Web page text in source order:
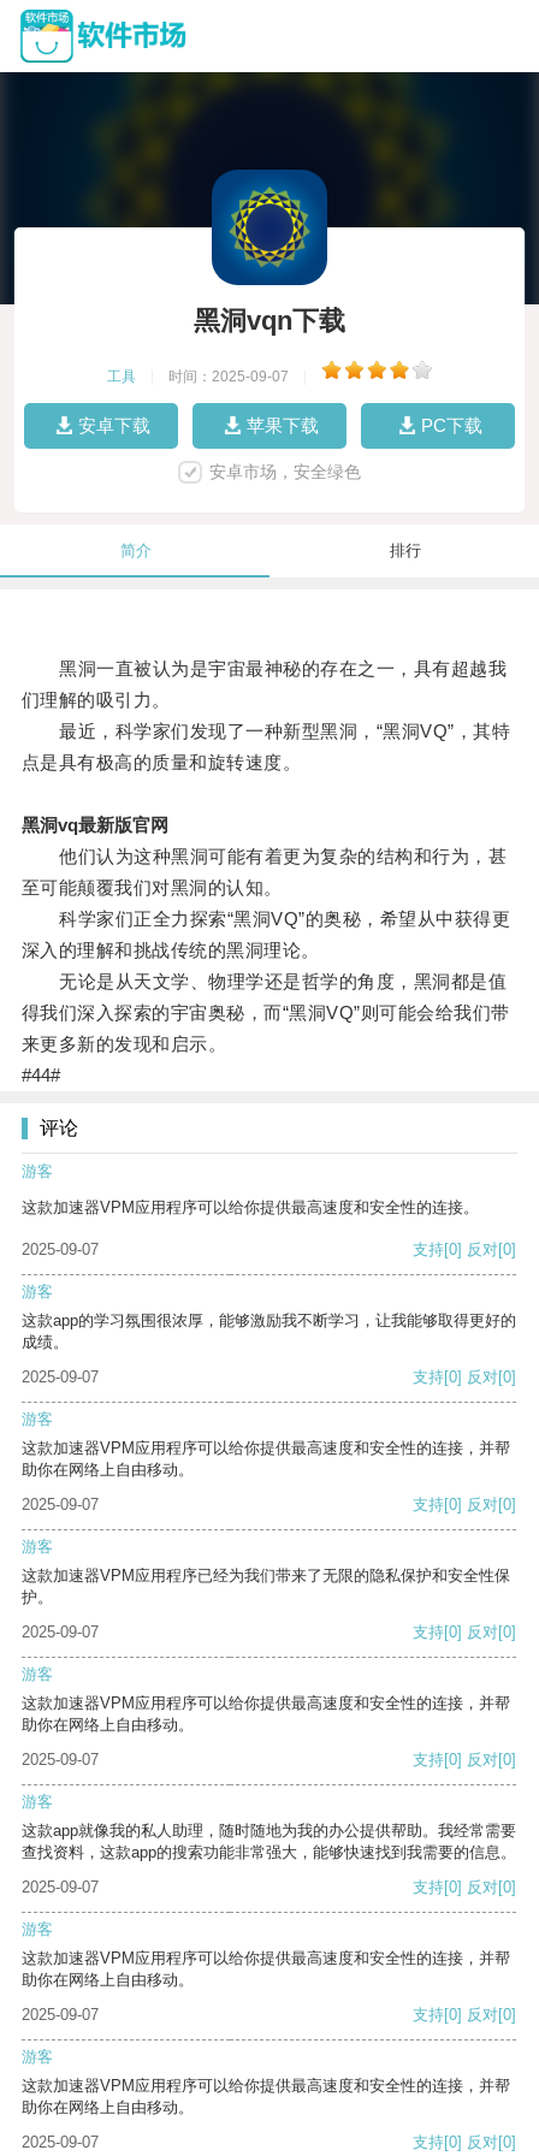
黑洞vqn下载
工具 时间：2025-09-07
安卓下载 苹果下载 PC下载
安卓市场，安全绿色
简介 排行
黑洞一直被认为是宇宙最神秘的存在之一，具有超越我
们理解的吸引力。
最近，科学家们发现了一种新型黑洞，“黑洞VQ”，其特
点是具有极高的质量和旋转速度。
黑洞vq最新版官网
他们认为这种黑洞可能有着更为复杂的结构和行为，甚
至可能颠覆我们对黑洞的认知。
科学家们正全力探索“黑洞VQ”的奥秘，希望从中获得更
深入的理解和挑战传统的黑洞理论。
无论是从天文学、物理学还是哲学的角度，黑洞都是值
得我们深入探索的宇宙奥秘，而“黑洞VQ”则可能会给我们带
来更多新的发现和启示。
#44#
评论
游客
这款加速器VPM应用程序可以给你提供最高速度和安全性的连接。
2025-09-07 支持[0] 反对[0]
游客
这款app的学习氛围很浓厚，能够激励我不断学习，让我能够取得更好的
成绩。
2025-09-07
支持[0] 反对[0]
游客
这款加速器VPM应用程序可以给你提供最高速度和安全性的连接，并帮
助你在网络上自由移动。
2025-09-07
支持[0] 反对[0]
游客
这款加速器VPM应用程序已经为我们带来了无限的隐私保护和安全性保
护。
2025-09-07
支持[0] 反对[0]
游客
这款加速器VPM应用程序可以给你提供最高速度和安全性的连接，并帮
助你在网络上自由移动。
2025-09-07
支持[0] 反对[0]
游客
这款app就像我的私人助理，随时随地为我的办公提供帮助。我经常需要
查找资料，这款app的搜索功能非常强大，能够快速找到我需要的信息。
2025-09-07
支持[0] 反对[0]
游客
这款加速器VPM应用程序可以给你提供最高速度和安全性的连接，并帮
助你在网络上自由移动。
2025-09-07
支持[0] 反对[0]
游客
这款加速器VPM应用程序可以给你提供最高速度和安全性的连接，并帮
助你在网络上自由移动。
2025-09-07
支持[0] 反对[0]